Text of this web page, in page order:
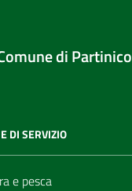
di Partinico
DI SERVIZIO
e pesca